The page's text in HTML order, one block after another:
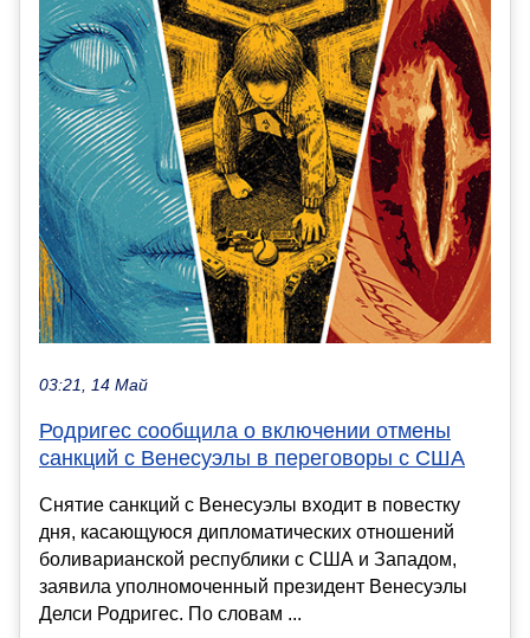
03:21, 14 Май
Родригес сообщила о включении отмены
санкций с Венесуэлы в переговоры с США
Снятие санкций с Венесуэлы входит в повестку
дня, касающуюся дипломатических отношений
боливарианской республики с США и Западом,
заявила уполномоченный президент Венесуэлы
Делси Родригес. По словам ...